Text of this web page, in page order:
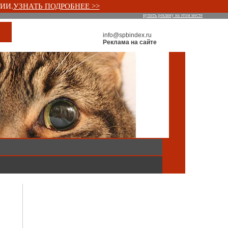
УЗНАТЬ ПОДРОБНЕЕ >>
купить рекламу на этом месте
info@spbindex.ru
Реклама на сайте